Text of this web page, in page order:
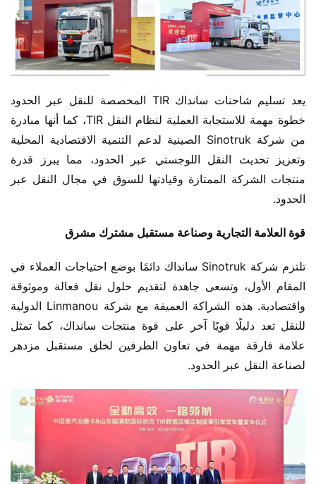
الحدود.
قوة العلامة التجارية وصناعة مستقبل مشترك مشرق
لصناعة النقل عبر الحدود.